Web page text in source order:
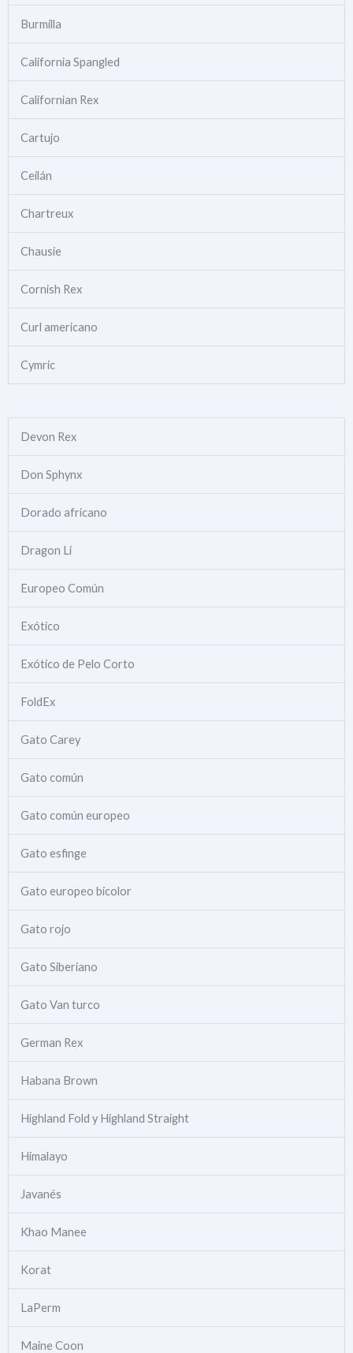
Burmilla
California Spangled
Californian Rex
Cartujo
Ceilán
Chartreux
Chausie
Cornish Rex
Curl americano
Cymric
Devon Rex
Don Sphynx
Dorado africano
Dragon Li
Europeo Común
Exótico
Exótico de Pelo Corto
FoldEx
Gato Carey
Gato común
Gato común europeo
Gato esfinge
Gato europeo bicolor
Gato rojo
Gato Siberiano
Gato Van turco
German Rex
Habana Brown
Highland Fold y Highland Straight
Himalayo
Javanés
Khao Manee
Korat
LaPerm
Maine Coon